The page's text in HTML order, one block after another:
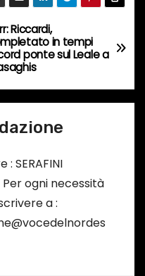
Riccardi,
in tempi
ponte sul Leale a
: SERAFINI
ogni necessità
a :